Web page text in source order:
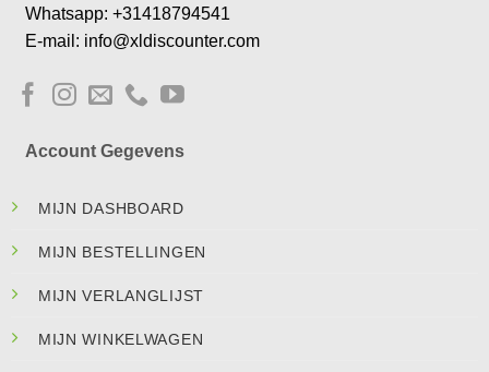
Whatsapp: +31418794541
E-mail: info@xldiscounter.com
Account Gegevens
MIJN DASHBOARD
MIJN BESTELLINGEN
MIJN VERLANGLIJST
MIJN WINKELWAGEN